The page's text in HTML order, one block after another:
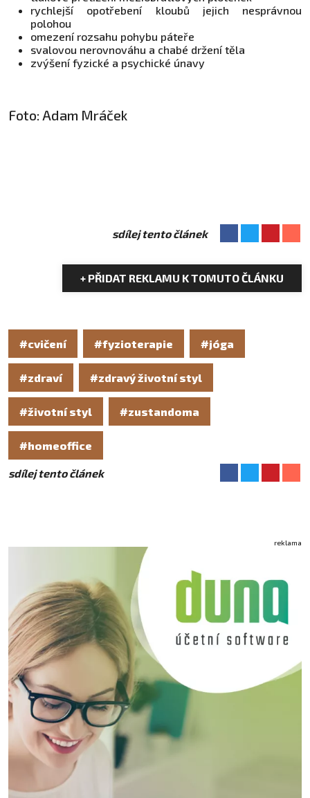
rychlejší opotřebení kloubů jejich nesprávnou
polohou
omezení rozsahu pohybu páteře
svalovou nerovnováhu a chabé držení těla
zvýšení fyzické a psychické únavy
Foto: Adam Mráček
sdílej tento článek
+ PŘIDAT REKLAMU K TOMUTO ČLÁNKU
#cvičení #fyzioterapie #jóga
#zdraví #zdravý životní styl
#životní styl #zustandoma
#homeoffice
sdílej tento článek
reklama